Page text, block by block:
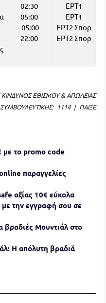
02:30
05:00
05:00
22:00
ΕΡΤ1
ΕΡΤ1
ΕΡΤ2 Σπορ
ΕΡΤ2 Σπορ
ΕΘΙΣΜΟΥ & ΑΠΩΛΕΙΑΣ
1114 | ΠΑΙΞΕ
με το promo code
παραγγελίες
αξίας 10€ εύκολα
την εγγραφή σου σε
Μουντιάλ στο
Η απόλυτη βραδιά